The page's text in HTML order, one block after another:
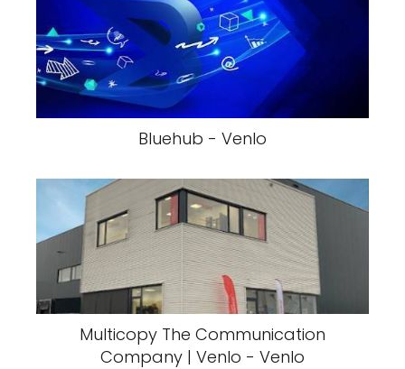
Bluehub - Venlo
Multicopy The Communication
Company | Venlo - Venlo